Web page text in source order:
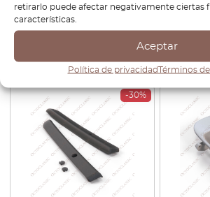
retirarlo puede afectar negativamente ciertas
características.
Aceptar
Política de privacidadTérminos
Logotipo
€88,80 €62,16 €32,40 €
-30%